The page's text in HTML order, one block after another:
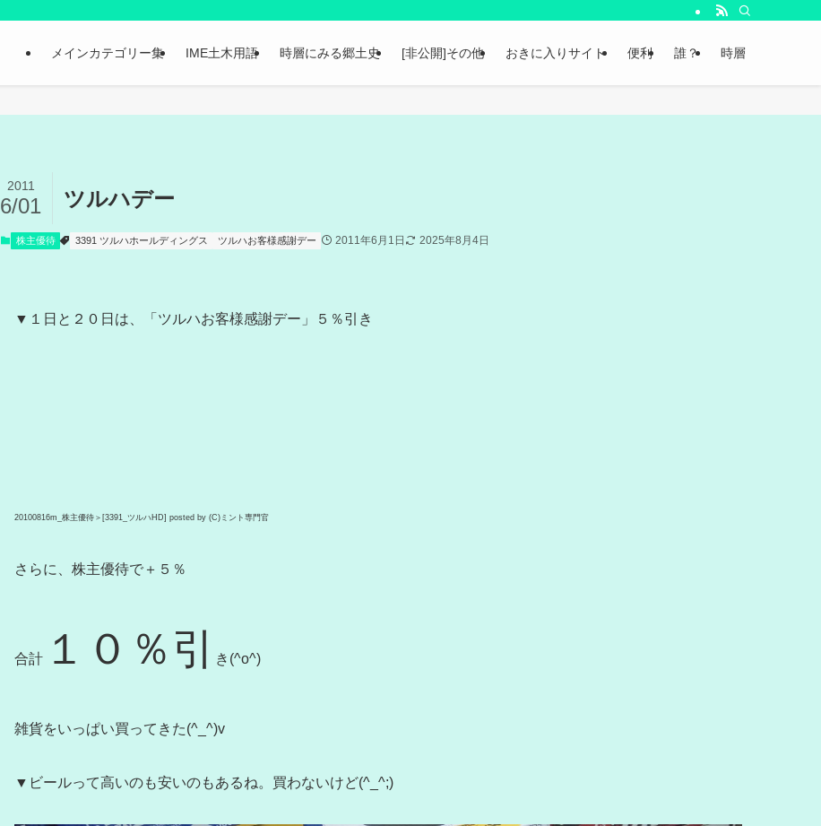
メインカテゴリー集 IME土木用語 時層にみる郷土史 [非公開]その他 おきに入りサイト 便利 誰？ 時層
ツルハデー
2011
6/01
株主優待 3391 ツルハホールディングス ツルハお客様感謝デー 2011年6月1日 2025年8月4日
▼１日と２０日は、「ツルハお客様感謝デー」５％引き
20100816m_株主優待＞[3391_ツルハHD] posted by (C)ミント専門官
さらに、株主優待で＋５％
合計 １０％引 き(^o^)
雑貨をいっぱい買ってきた(^_^)v
▼ビールって高いのも安いのもあるね。買わないけど(^_^;)